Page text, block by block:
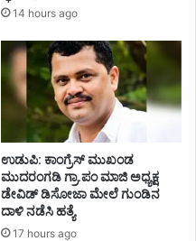
14 hours ago
ಉಡುಪಿ: ಕಾಂಗ್ರೆಸ್‌ ಮುಖಂಡ
ಮುದರಂಗಡಿ ಗ್ರಾ.ಪಂ ಮಾಜಿ ಅಧ್ಯಕ್ಷ
ಡೇವಿಡ್‌ ಡಿಸೋಜಾ ಮೇಲೆ ಗುಂಡಿನ
ದಾಳಿ ನಡೆಸಿ ಹತ್ಯೆ
17 hours ago